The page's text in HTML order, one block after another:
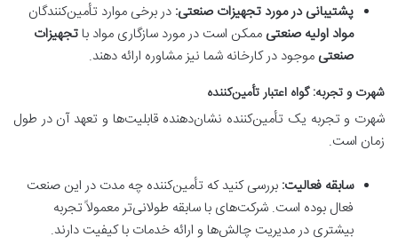
پشتیبانی در مورد تجهیزات صنعتی: در برخی موارد تأمین‌کنندگان
مواد اولیه صنعتی ممکن است در مورد سازگاری مواد باتجهیزات
صنعتی موجود در کارخانه شما نیز مشاوره ارائه دهند.
شهرت و تجربه: گواه اعتبار تأمین‌کننده
شهرت و تجربه یک تأمین‌کننده نشان‌دهنده قابلیت‌ها و تعهد آن در طول
زمان است.
سابقه فعالیت: بررسی کنید که تأمین‌کننده چه مدت در این صنعت
فعال بوده است. شرکت‌های با سابقه طولانی‌تر معمولاً تجربه
بیشتری در مدیریت چالش‌ها و ارائه خدمات با کیفیت دارند.